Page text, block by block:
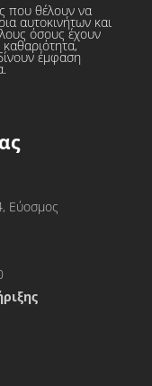
που θέλουν να
αυτοκινήτων και
όσους έχουν
έμφαση
Εύοσμος